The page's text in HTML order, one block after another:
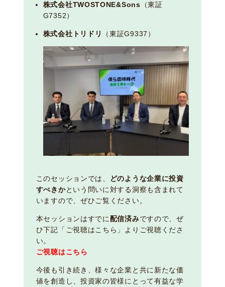
株式会社TWOSTONE&Sons （東証
G7352）
株式会社トリドリ （東証G9337）
このセッションでは、
どのような企業に投資
すべきかという問いに対する洞察も含まれて
いますので、ぜひご覧ください。
本セッションはすでに配信済みですので、ぜ
ひ下記「ご視聴はこちら」よりご視聴くださ
い。
ご視聴はこちら
今後も引き続き、様々な企業と共に新たな価
値を創造し、投資家の皆様にとって有益な学